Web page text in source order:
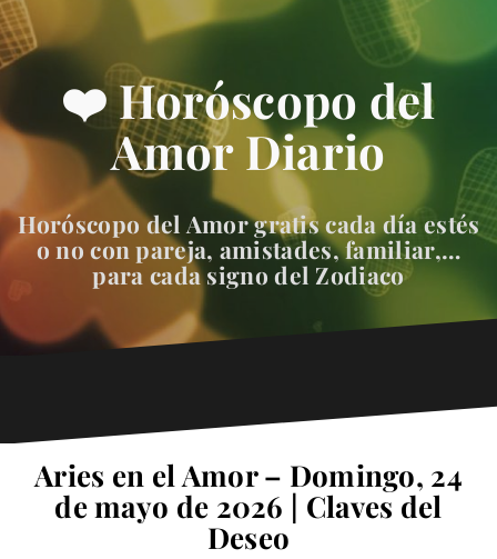
❤️ Horóscopo del
Amor Diario
Horóscopo del Amor gratis cada día estés
o no con pareja, amistades, familiar,…
para cada signo del Zodiaco
Aries en el Amor – Domingo, 24
de mayo de 2026 | Claves del
Deseo